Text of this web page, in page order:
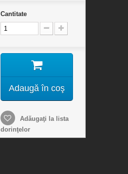
Cantitate
Adaugă în coş
Adăugaţi la lista
dorinţelor